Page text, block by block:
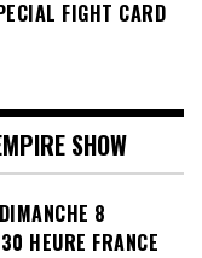
FIGHT CARD
SHOW
8
HEURE FRANCE